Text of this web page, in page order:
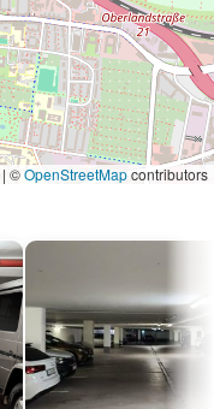
| ©OpenStreetMapcontributors